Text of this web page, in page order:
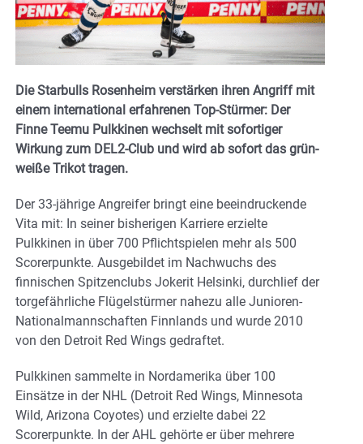
Die Starbulls Rosenheim verstärken ihren Angriff mit
einem international erfahrenen Top-Stürmer: Der
Finne Teemu Pulkkinen wechselt mit sofortiger
Wirkung zum DEL2-Club und wird ab sofort das grün-
weiße Trikot tragen.
Der 33-jährige Angreifer bringt eine beeindruckende
Vita mit: In seiner bisherigen Karriere erzielte
Pulkkinen in über 700 Pflichtspielen mehr als 500
Scorerpunkte. Ausgebildet im Nachwuchs des
finnischen Spitzenclubs Jokerit Helsinki, durchlief der
torgefährliche Flügelstürmer nahezu alle Junioren-
Nationalmannschaften Finnlands und wurde 2010
von den Detroit Red Wings gedraftet.
Pulkkinen sammelte in Nordamerika über 100
Einsätze in der NHL (Detroit Red Wings, Minnesota
Wild, Arizona Coyotes) und erzielte dabei 22
Scorerpunkte. In der AHL gehörte er über mehrere